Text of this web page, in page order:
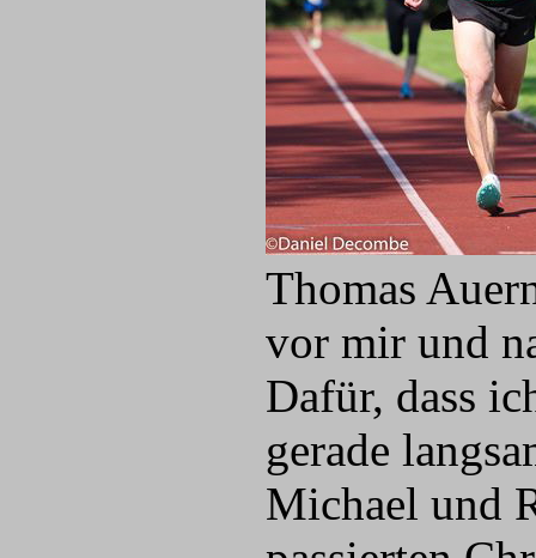
Thomas
vor mir und
Dafür, dass
gerade
Michael und